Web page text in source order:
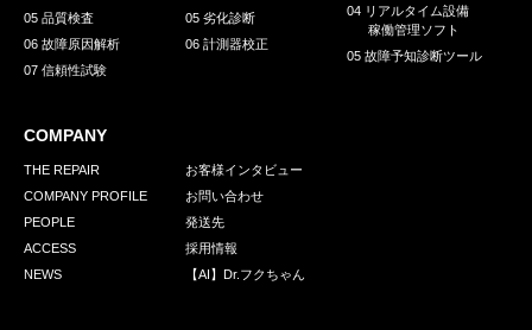
05 品質検査
06 故障原因解析
07 信頼性試験
05 劣化診断
06 計測器校正
04 リアルタイム設備
稼働管理ソフト
05 故障予知診断ツール
COMPANY
THE REPAIR
COMPANY PROFILE
PEOPLE
ACCESS
NEWS
お客様インタビュー
お問い合わせ
発送先
採用情報
【AI】Dr.フクちゃん